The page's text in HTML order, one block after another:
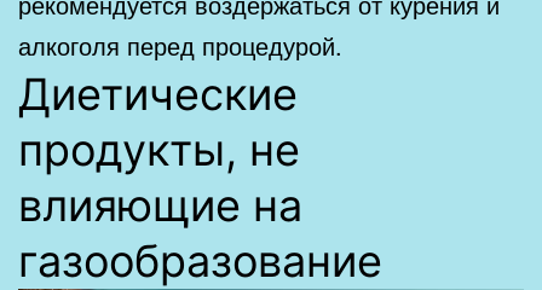
алкоголя перед процедурой.
Диетические
продукты, не
влияющие на
газообразование